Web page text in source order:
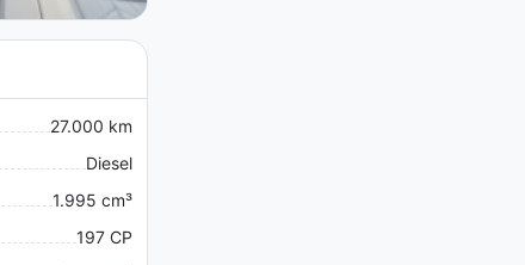
27.000 km
Diesel
1.995 cm³
197 CP